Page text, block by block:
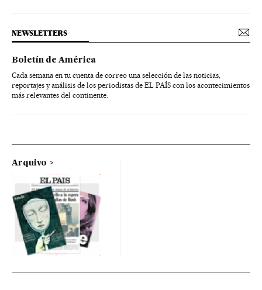
NEWSLETTERS
Boletín de América
Cada semana en tu cuenta de correo una selección de las noticias,
reportajes y análisis de los periodistas de EL PAÍS con los acontecimientos
más relevantes del continente.
Arquivo